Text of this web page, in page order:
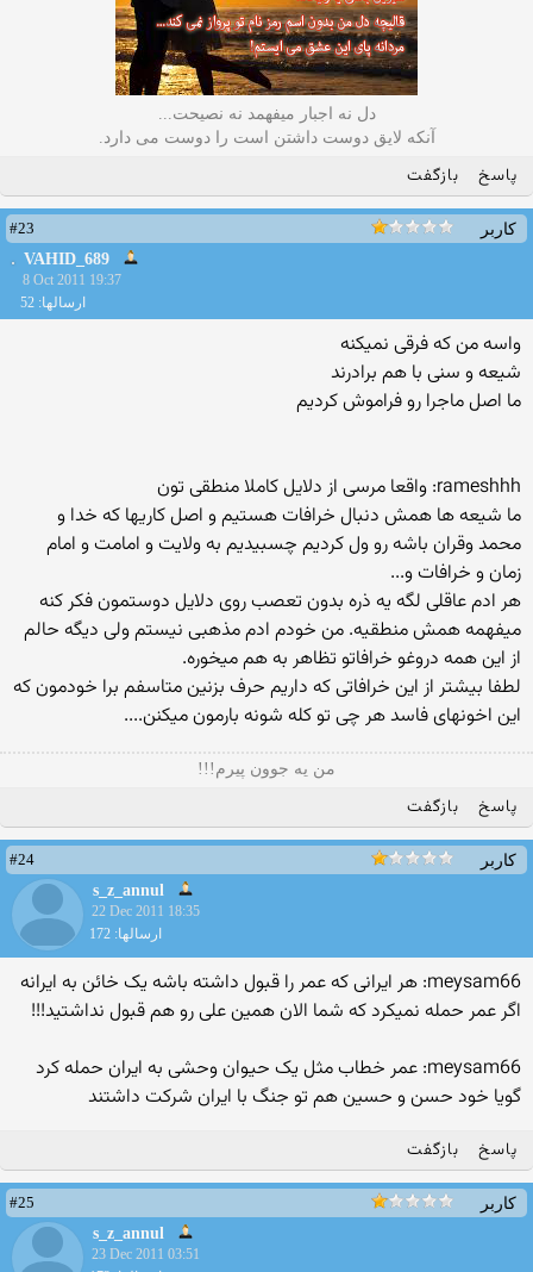
دل نه اجبار میفهمد نه نصیحت...
آنکه لایق دوست داشتن است را دوست می دارد.
پاسخ بازگفت
کاربر
#23
VAHID_689
8 Oct 2011 19:37
ارسالها: 52
واسه من که فرقی نمیکنه
شیعه و سنی با هم برادرند
ما اصل ماجرا رو فراموش کردیم
rameshhh: واقعا مرسی از دلایل كاملا منطقی تون
ما شیعه ها همش دنبال خرافات هستیم و اصل كاریها كه خدا و
محمد وقران باشه رو ول كردیم چسبیدیم به ولایت و امامت و امام
زمان و خرافات و...
هر ادم عاقلی لگه یه ذره بدون تعصب روی دلایل دوستمون فكر كنه
میفهمه همش منطقیه. من خودم ادم مذهبی نیستم ولی دیگه حالم
از این همه دروغو خرافاتو تظاهر به هم میخوره.
لطفا بیشتر از این خرافاتی كه داریم حرف بزنین متاسفم برا خودمون كه
این اخونهای فاسد هر چی تو كله شونه بارمون میكنن....
من یه جوون پیرم!!!
پاسخ بازگفت
کاربر
#24
s_z_annul
22 Dec 2011 18:35
ارسالها: 172
meysam66: هر ایرانی که عمر را قبول داشته باشه یک خائن به ایرانه
اگر عمر حمله نمیکرد که شما الان همین علی رو هم قبول نداشتید!!!
meysam66: عمر خطاب مثل یک حیوان وحشی به ایران حمله کرد
گویا خود حسن و حسین هم تو جنگ با ایران شرکت داشتند
پاسخ بازگفت
کاربر
#25
s_z_annul
23 Dec 2011 03:51